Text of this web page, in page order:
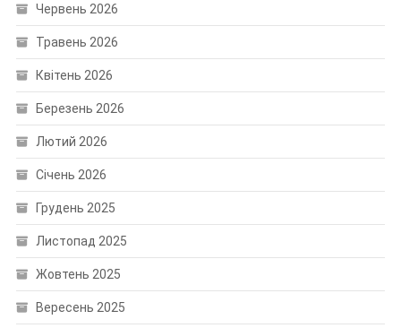
Червень 2026
Травень 2026
Квітень 2026
Березень 2026
Лютий 2026
Січень 2026
Грудень 2025
Листопад 2025
Жовтень 2025
Вересень 2025